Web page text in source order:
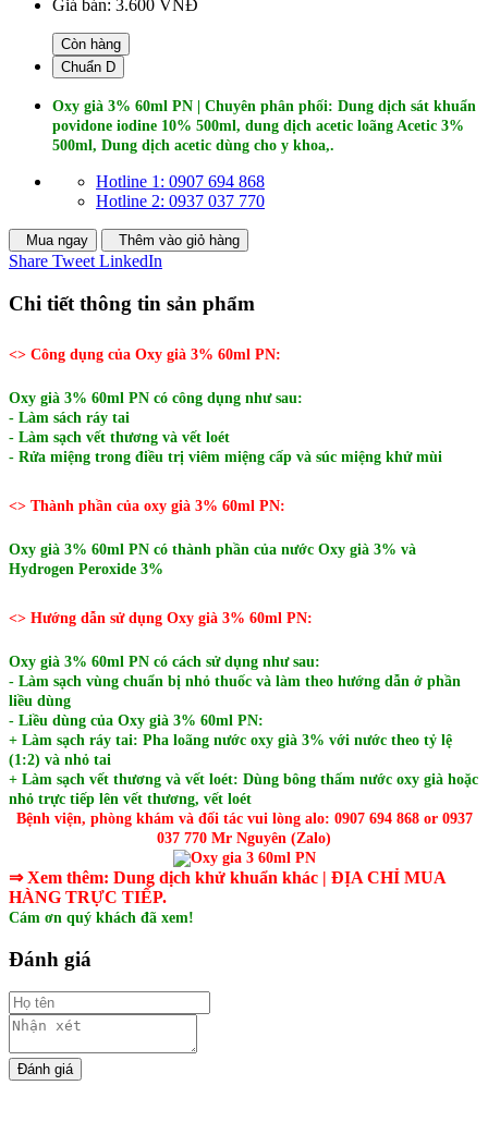
Giá bán: 3.600 VNĐ
Còn hàng
Chuẩn D
Oxy già 3% 60ml PN | Chuyên phân phối: Dung dịch sát khuẩn
povidone iodine 10% 500ml, dung dịch acetic loãng Acetic 3%
500ml, Dung dịch acetic dùng cho y khoa,.
Hotline 1: 0907 694 868
Hotline 2: 0937 037 770
Mua ngay Thêm vào giỏ hàng
Share Tweet LinkedIn
Chi tiết thông tin sản phẩm
<> Công dụng của Oxy già 3% 60ml PN:
Oxy già 3% 60ml PN có công dụng như sau:
- Làm sách ráy tai
- Làm sạch vết thương và vết loét
- Rửa miệng trong điều trị viêm miệng cấp và súc miệng khử mùi
<> Thành phần của oxy già 3% 60ml PN:
Oxy già 3% 60ml PN có thành phần của nước Oxy già 3% và
Hydrogen Peroxide 3%
<> Hướng dẫn sử dụng Oxy già 3% 60ml PN:
Oxy già 3% 60ml PN có cách sử dụng như sau:
- Làm sạch vùng chuẩn bị nhỏ thuốc và làm theo hướng dẫn ở phần
liều dùng
- Liều dùng của Oxy già 3% 60ml PN:
+ Làm sạch ráy tai: Pha loãng nước oxy già 3% với nước theo tỷ lệ
(1:2) và nhỏ tai
+ Làm sạch vết thương và vết loét: Dùng bông thấm nước oxy già hoặc
nhỏ trực tiếp lên vết thương, vết loét
Bệnh viện, phòng khám và đối tác vui lòng alo: 0907 694 868 or 0937
037 770 Mr Nguyên (Zalo)
⇒ Xem thêm: Dung dịch khử khuẩn khác | ĐỊA CHỈ MUA
HÀNG TRỰC TIẾP.
Cám ơn quý khách đã xem!
Đánh giá